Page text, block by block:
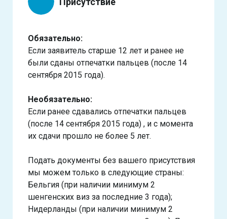
Обязательно:
Если заявитель старше 12 лет и ранее не
были сданы отпечатки пальцев (после 14
сентября 2015 года).
Необязательно:
Если ранее сдавались отпечатки пальцев
(после 14 сентября 2015 года) , и с момента
их сдачи прошло не более 5 лет.
Подать документы без вашего присутствия
мы можем только в следующие страны:
Бельгия (при наличии минимум 2
шенгенских виз за последние 3 года);
Нидерланды (при наличии минимум 2